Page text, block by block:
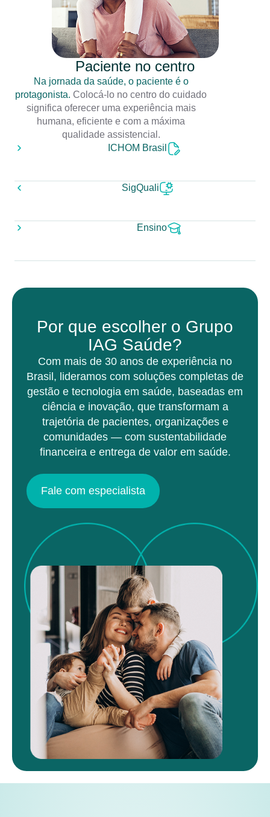
Paciente no centro
Na jornada da saúde, o paciente é o
protagonista. Colocá-lo no centro do cuidado
significa oferecer uma experiência mais
humana, eficiente e com a máxima
qualidade assistencial.
ICHOM Brasil
SigQuali
Ensino
Por que escolher o Grupo
IAG Saúde?
Com mais de 30 anos de experiência no
Brasil, lideramos com soluções completas de
gestão e tecnologia em saúde, baseadas em
ciência e inovação, que transformam a
trajetória de pacientes, organizações e
comunidades — com sustentabilidade
financeira e entrega de valor em saúde.
Fale com especialista